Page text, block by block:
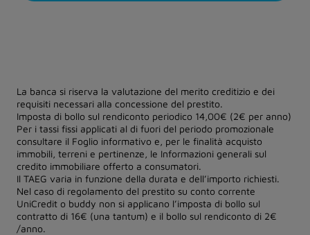
La banca si riserva la valutazione del merito creditizio e dei
requisiti necessari alla concessione del prestito.
Imposta di bollo sul rendiconto periodico 14,00€ (2€ per anno)
Per i tassi fissi applicati al di fuori del periodo promozionale
consultare il Foglio informativo e, per le finalità acquisto
immobili, terreni e pertinenze, le Informazioni generali sul
credito immobiliare offerto a consumatori.
Il TAEG varia in funzione della durata e dell’importo richiesti.
Nel caso di regolamento del prestito su conto corrente
UniCredit o buddy non si applicano l’imposta di bollo sul
contratto di 16€ (una tantum) e il bollo sul rendiconto di 2€
/anno.